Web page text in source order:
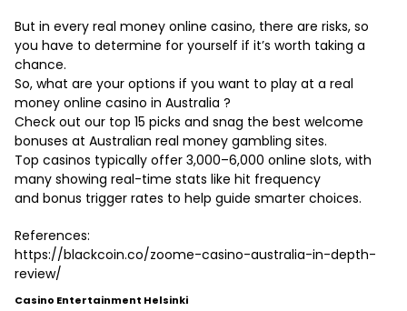
But in every real money online casino, there are risks, so
you have to determine for yourself if it’s worth taking a
chance.
So, what are your options if you want to play at a real
money online casino in Australia ?
Check out our top 15 picks and snag the best welcome
bonuses at Australian real money gambling sites.
Top casinos typically offer 3,000–6,000 online slots, with
many showing real-time stats like hit frequency
and bonus trigger rates to help guide smarter choices.
References:
https://blackcoin.co/zoome-casino-australia-in-depth-
review/
Casino Entertainment Helsinki